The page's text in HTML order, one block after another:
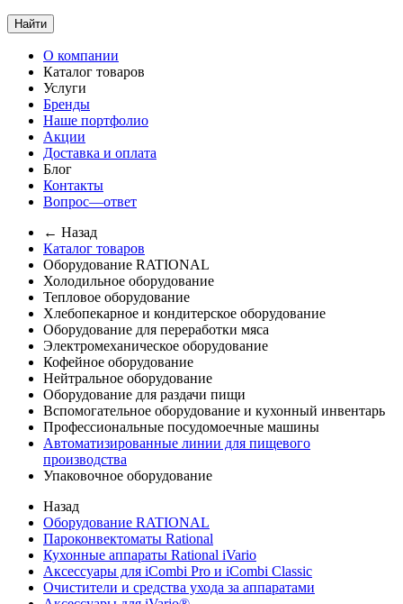
Найти
О компании
Каталог товаров
Услуги
Бренды
Наше портфолио
Акции
Доставка и оплата
Блог
Контакты
Вопрос—ответ
← Назад
Каталог товаров
Оборудование RATIONAL
Холодильное оборудование
Тепловое оборудование
Хлебопекарное и кондитерское оборудование
Оборудование для переработки мяса
Электромеханическое оборудование
Кофейное оборудование
Нейтральное оборудование
Оборудование для раздачи пищи
Вспомогательное оборудование и кухонный инвентарь
Профессиональные посудомоечные машины
Автоматизированные линии для пищевого
производства
Упаковочное оборудование
Назад
Оборудование RATIONAL
Пароконвектоматы Rational
Кухонные аппараты Rational iVario
Аксессуары для iCombi Pro и iCombi Classic
Очистители и средства ухода за аппаратами